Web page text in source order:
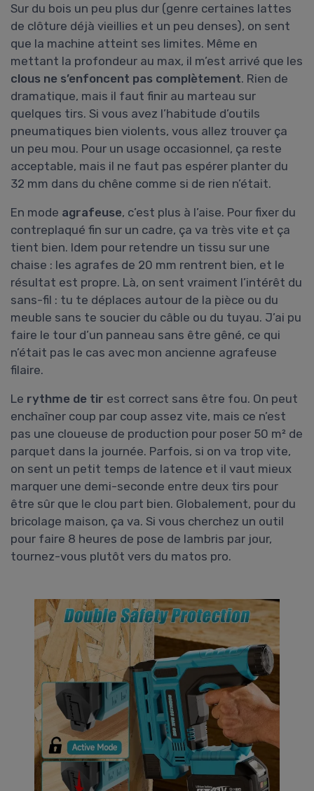
Sur du bois un peu plus dur (genre certaines lattes
de clôture déjà vieillies et un peu denses), on sent
que la machine atteint ses limites. Même en
mettant la profondeur au max, il m’est arrivé que les
clous ne s’enfoncent pas complètement. Rien de
dramatique, mais il faut finir au marteau sur
quelques tirs. Si vous avez l’habitude d’outils
pneumatiques bien violents, vous allez trouver ça
un peu mou. Pour un usage occasionnel, ça reste
acceptable, mais il ne faut pas espérer planter du
32 mm dans du chêne comme si de rien n’était.
En mode agrafeuse, c’est plus à l’aise. Pour fixer du
contreplaqué fin sur un cadre, ça va très vite et ça
tient bien. Idem pour retendre un tissu sur une
chaise : les agrafes de 20 mm rentrent bien, et le
résultat est propre. Là, on sent vraiment l’intérêt du
sans-fil : tu te déplaces autour de la pièce ou du
meuble sans te soucier du câble ou du tuyau. J’ai pu
faire le tour d’un panneau sans être gêné, ce qui
n’était pas le cas avec mon ancienne agrafeuse
filaire.
Le rythme de tir est correct sans être fou. On peut
enchaîner coup par coup assez vite, mais ce n’est
pas une cloueuse de production pour poser 50 m² de
parquet dans la journée. Parfois, si on va trop vite,
on sent un petit temps de latence et il vaut mieux
marquer une demi-seconde entre deux tirs pour
être sûr que le clou part bien. Globalement, pour du
bricolage maison, ça va. Si vous cherchez un outil
pour faire 8 heures de pose de lambris par jour,
tournez-vous plutôt vers du matos pro.